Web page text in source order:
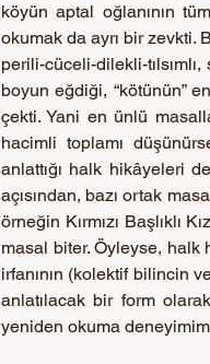
köyün aptal oğlanının
okumak da ayrı bir zevkti.
perili-cüceli-dilekli-
boyun eğdiği, “kötünün”
çekti. Yani en ünlü
hacimli toplamı
anlattığı halk hikâyeleri
açısından, bazı ortak
örneğin Kırmızı Başlıklı
masal biter. Öyleyse, halk
irfanının (kolektif bilincin
anlatılacak bir form
yeniden okuma